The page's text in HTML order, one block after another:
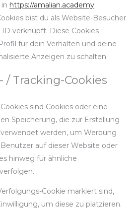
https://amalian.academy
bist du als Website-Besucher
verknüpft. Diese Cookies
für dein Verhalten und deine
Anzeigen zu schalten.
/ Tracking-Cookies
sind Cookies oder eine
Speicherung, die zur Erstellung
werden, um Werbung
auf dieser Website oder
hinweg für ähnliche
Cookie markiert sind,
um diese zu platzieren.